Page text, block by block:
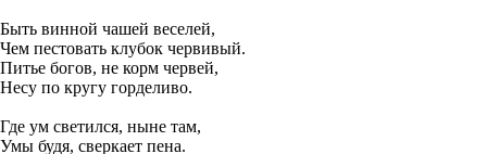
Быть винной чашей веселей,
Чем пестовать клубок червивый.
Питье богов, не корм червей,
Несу по кругу горделиво.
Где ум светился, ныне там,
Умы будя, сверкает пена.